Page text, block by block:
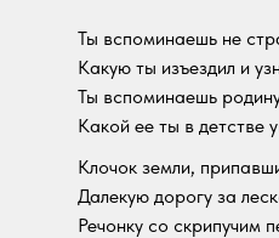
Ты вспоминаешь не
Какую ты изъездил и
Ты вспоминаешь
Какой ее ты в детстве
Клочок земли,
Далекую дорогу за
Речонку со скрипучим